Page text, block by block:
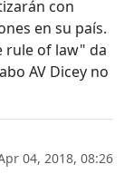
con
en su país.
rule of law" da
AV Dicey no
04, 2018, 08:26